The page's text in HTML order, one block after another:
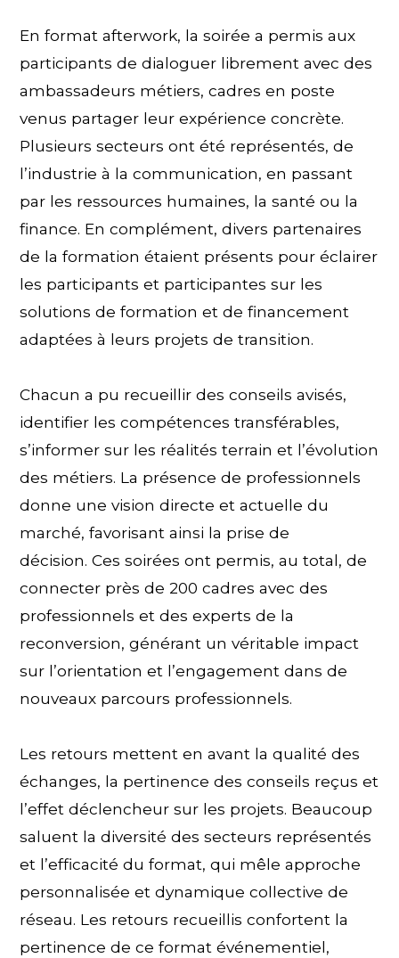
En format afterwork, la soirée a permis aux
participants de dialoguer librement avec des
ambassadeurs métiers, cadres en poste
venus partager leur expérience concrète.
Plusieurs secteurs ont été représentés, de
l’industrie à la communication, en passant
par les ressources humaines, la santé ou la
finance. En complément, divers partenaires
de la formation étaient présents pour éclairer
les participants et participantes sur les
solutions de formation et de financement
adaptées à leurs projets de transition.
Chacun a pu recueillir des conseils avisés,
identifier les compétences transférables,
s’informer sur les réalités terrain et l’évolution
des métiers. La présence de professionnels
donne une vision directe et actuelle du
marché, favorisant ainsi la prise de
décision. Ces soirées ont permis, au total, de
connecter près de 200 cadres avec des
professionnels et des experts de la
reconversion, générant un véritable impact
sur l’orientation et l’engagement dans de
nouveaux parcours professionnels.
Les retours mettent en avant la qualité des
échanges, la pertinence des conseils reçus et
l’effet déclencheur sur les projets. Beaucoup
saluent la diversité des secteurs représentés
et l’efficacité du format, qui mêle approche
personnalisée et dynamique collective de
réseau. Les retours recueillis confortent la
pertinence de ce format événementiel,